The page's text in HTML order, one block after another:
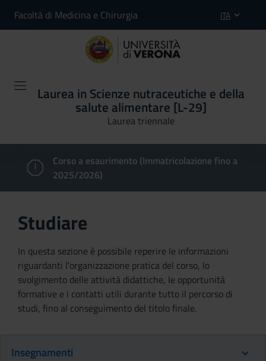
Facoltà di Medicina e Chirurgia ITA
Laurea in Scienze nutraceutiche e della
salute alimentare [L-29]
Laurea triennale
Corso a esaurimento (Immatricolazione fino a
2025/2026)
Studiare
In questa sezione è possibile reperire le informazioni
riguardanti l'organizzazione pratica del corso, lo
svolgimento delle attività didattiche, le opportunità
formative e i contatti utili durante tutto il percorso di
studi, fino al conseguimento del titolo finale.
Insegnamenti